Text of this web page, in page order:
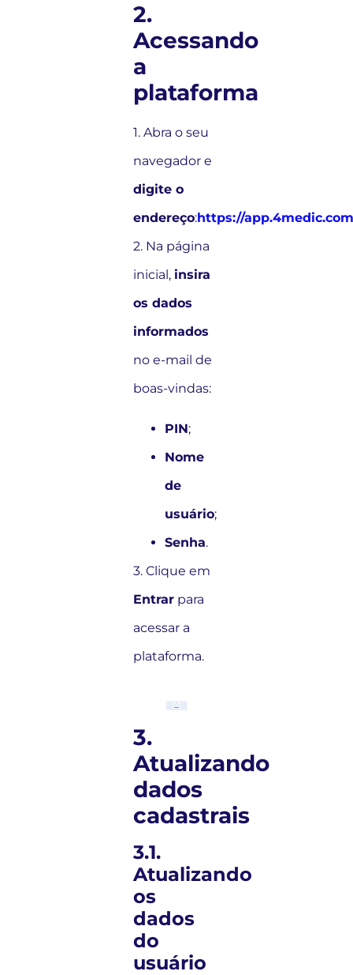
2.
Acessando
a
plataforma
1. Abra o seu
navegador e
digite o
endereço:https://
2. Na página
inicial, insira
os dados
informados
no e-mail de
boas-vindas:
PIN;
Nome
de
usuário;
Senha.
3. Clique em
Entrar para
acessar a
plataforma.
3.
Atualizando
dados
cadastrais
3.1.
Atualizando
os
dados
do
usuário